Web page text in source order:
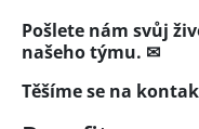
Pošlete nám svůj
našeho týmu. ✉
Těšíme se na